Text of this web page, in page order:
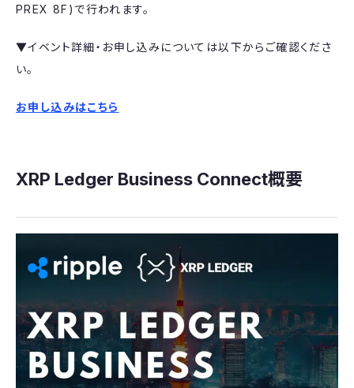
PREX 8F)で行われます。
▼イベント詳細・お申し込みについては以下からご確認くださ
い。
お申し込みはこちら
XRP Ledger Business Connect概要